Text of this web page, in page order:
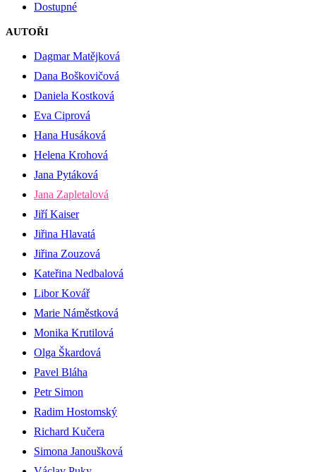
Dostupné
AUTOŘI
Dagmar Matějková
Dana Boškovičová
Daniela Kostková
Eva Ciprová
Hana Husáková
Helena Krohová
Jana Pytáková
Jana Zapletalová
Jiří Kaiser
Jiřina Hlavatá
Jiřina Zouzová
Kateřina Nedbalová
Libor Kovář
Marie Náměstková
Monika Krutilová
Olga Škardová
Pavel Bláha
Petr Simon
Radim Hostomský
Richard Kučera
Simona Janoušková